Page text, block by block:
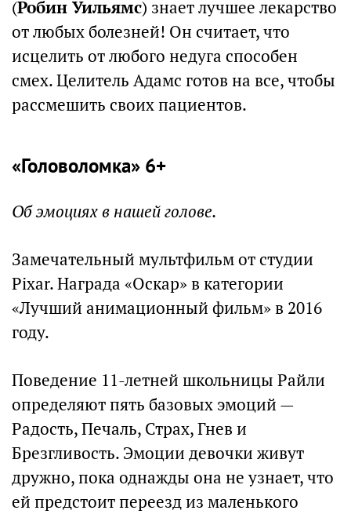
(Робин Уильямс) знает лучшее лекарство
от любых болезней! Он считает, что
исцелить от любого недуга способен
смех. Целитель Адамс готов на все, чтобы
рассмешить своих пациентов.
«Головоломка» 6+
Об эмоциях в нашей голове.
Замечательный мультфильм от студии
Pixar. Награда «Оскар» в категории
«Лучший анимационный фильм» в 2016
году.
Поведение 11-летней школьницы Райли
определяют пять базовых эмоций —
Радость, Печаль, Страх, Гнев и
Брезгливость. Эмоции девочки живут
дружно, пока однажды она не узнает, что
ей предстоит переезд из маленького